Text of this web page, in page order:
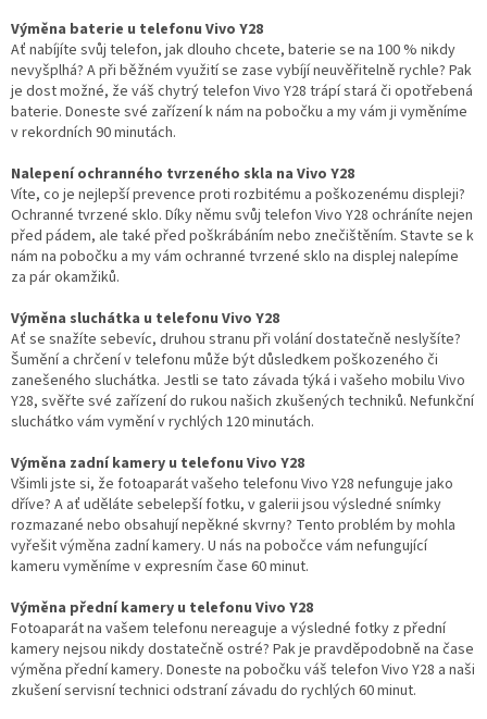
Výměna baterie u telefonu Vivo Y28
Ať nabíjíte svůj telefon, jak dlouho chcete, baterie se na 100 % nikdy
nevyšplhá? A při běžném využití se zase vybíjí neuvěřitelně rychle? Pak
je dost možné, že váš chytrý telefon Vivo Y28 trápí stará či opotřebená
baterie. Doneste své zařízení k nám na pobočku a my vám ji vyměníme
v rekordních 90 minutách.
Nalepení ochranného tvrzeného skla na Vivo Y28
Víte, co je nejlepší prevence proti rozbitému a poškozenému displeji?
Ochranné tvrzené sklo. Díky němu svůj telefon Vivo Y28 ochráníte nejen
před pádem, ale také před poškrábáním nebo znečištěním. Stavte se k
nám na pobočku a my vám ochranné tvrzené sklo na displej nalepíme
za pár okamžiků.
Výměna sluchátka u telefonu Vivo Y28
Ať se snažíte sebevíc, druhou stranu při volání dostatečně neslyšíte?
Šumění a chrčení v telefonu může být důsledkem poškozeného či
zanešeného sluchátka. Jestli se tato závada týká i vašeho mobilu Vivo
Y28, svěřte své zařízení do rukou našich zkušených techniků. Nefunkční
sluchátko vám vymění v rychlých 120 minutách.
Výměna zadní kamery u telefonu Vivo Y28
Všimli jste si, že fotoaparát vašeho telefonu Vivo Y28 nefunguje jako
dříve? A ať uděláte sebelepší fotku, v galerii jsou výsledné snímky
rozmazané nebo obsahují nepěkné skvrny? Tento problém by mohla
vyřešit výměna zadní kamery. U nás na pobočce vám nefungující
kameru vyměníme v expresním čase 60 minut.
Výměna přední kamery u telefonu Vivo Y28
Fotoaparát na vašem telefonu nereaguje a výsledné fotky z přední
kamery nejsou nikdy dostatečně ostré? Pak je pravděpodobně na čase
výměna přední kamery. Doneste na pobočku váš telefon Vivo Y28 a naši
zkušení servisní technici odstraní závadu do rychlých 60 minut.